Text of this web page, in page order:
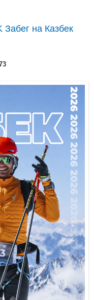
Забег на Казбек